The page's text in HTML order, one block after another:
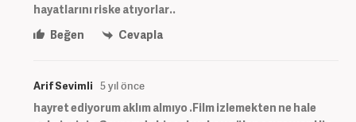
hayatlarını riske atıyorlar..
Beğen
Cevapla
Arif Sevimli 5 yıl önce
hayret ediyorum aklım almıyo .Film izlemekten ne hale